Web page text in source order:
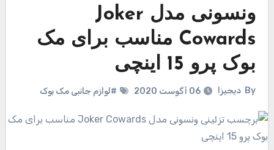
ونسونی مدل Joker
Cowards مناسب برای مک
بوک پرو 15 اینچی
By دیجیزا 06 آگوست 2020 #لوازم جانبی مک بوک